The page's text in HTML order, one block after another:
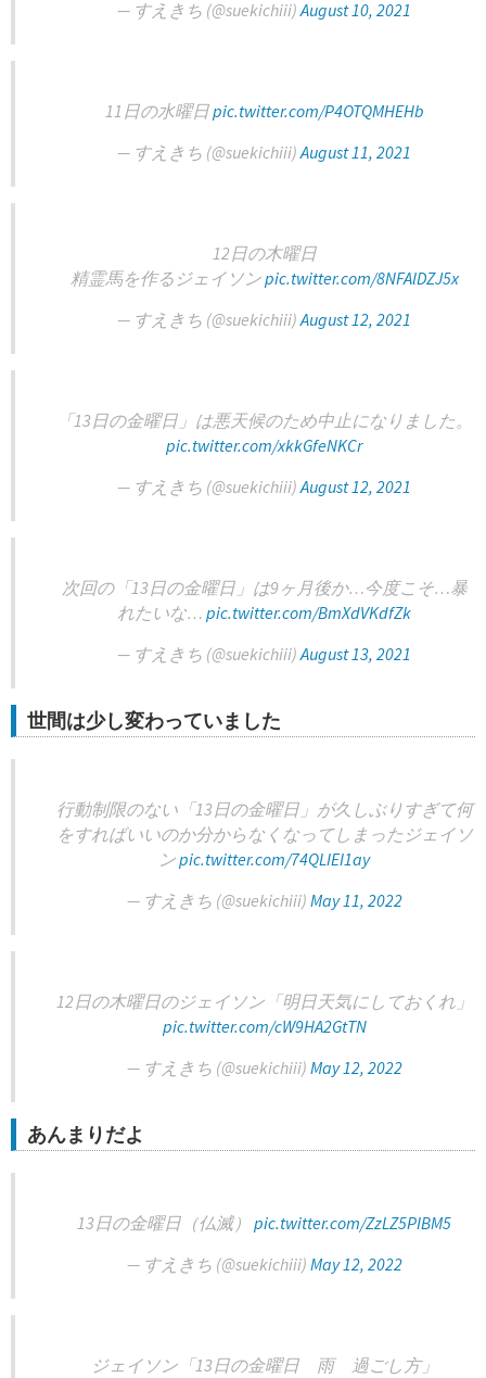
— すえきち (@suekichiii)August 10, 2021
11日の水曜日pic.twitter.com/P4OTQMHEHb
— すえきち (@suekichiii)August 11, 2021
12日の木曜日
精霊馬を作るジェイソンpic.twitter.com/8NFAlDZJ5x
— すえきち (@suekichiii)August 12, 2021
「13日の金曜日」は悪天候のため中止になりました。
pic.twitter.com/xkkGfeNKCr
— すえきち (@suekichiii)August 12, 2021
次回の「13日の金曜日」は9ヶ月後か…今度こそ…暴
れたいな… pic.twitter.com/BmXdVKdfZk
— すえきち (@suekichiii)August 13, 2021
世間は少し変わっていました
行動制限のない「13日の金曜日」が久しぶりすぎて何
をすればいいのか分からなくなってしまったジェイソ
ンpic.twitter.com/74QLIEI1ay
— すえきち (@suekichiii) May 11, 2022
12日の木曜日のジェイソン「明日天気にしておくれ」
pic.twitter.com/cW9HA2GtTN
— すえきち (@suekichiii) May 12, 2022
あんまりだよ
13日の金曜日（仏滅） pic.twitter.com/ZzLZ5PIBM5
— すえきち (@suekichiii) May 12, 2022
ジェイソン「13日の金曜日 雨 過ごし方」